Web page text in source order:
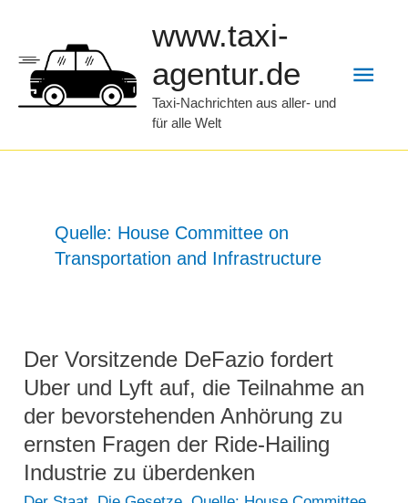
springen
www.taxi-
agentur.de
Taxi-Nachrichten aus aller- und
für alle Welt
Quelle: House Committee on
Transportation and Infrastructure
Der Vorsitzende DeFazio fordert
Uber und Lyft auf, die Teilnahme an
der bevorstehenden Anhörung zu
ernsten Fragen der Ride-Hailing
Industrie zu überdenken